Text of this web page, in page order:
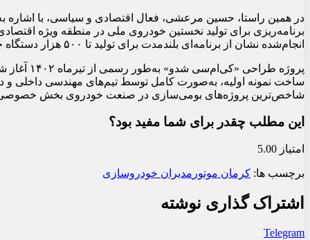
در همین راستا، حسین مرعشی، فعال اقتصادی و سیاسی، با
برنامه‌ریزی برای تولید نخستین خودروی ملی در منطقه ویژه
انجام‌شده نشان از برنامه‌ای بلندمدت برای تولید تا ۵۰۰ هزار دستگاه خودرو در این مجموعه صنعتی دارد.
پروژه
ساخت نمونه اولیه، به‌صورت کامل توسط تیم‌های مهندسی داخلی
شاخص‌ترین پروژه‌های بومی‌سازی در صنعت خودروی بخش خصوصی
این مطلب چقدر برای شما مفید بود؟
امتیاز 5.00
برچسب ها: کرمان موتور مدیران خودروسازی
اشتراک گذاری نوشته
Telegram